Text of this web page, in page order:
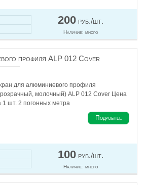
200руб./шт.
Наличие: много
профиля ALP 012 Cover
для алюминиевого профиля
молочный) ALP 012 Cover Цена
1 шт. 2 погонных метра
Подробнее
100руб./шт.
Наличие: много